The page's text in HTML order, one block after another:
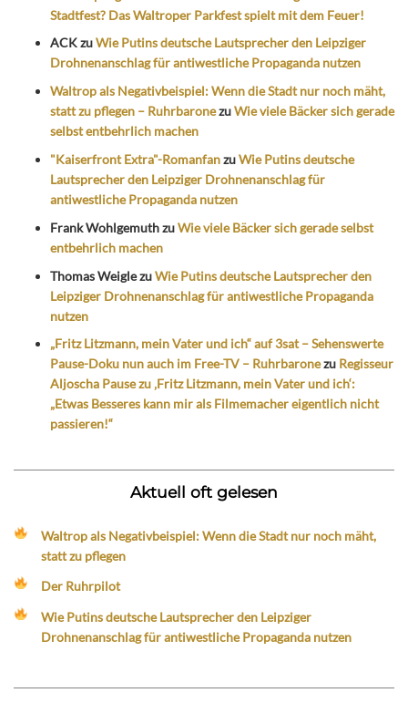
Stadtfest? Das Waltroper Parkfest spielt mit dem Feuer!
ACKzuWie Putins deutsche Lautsprecher den Leipziger
Drohnenanschlag für antiwestliche Propaganda nutzen
Waltrop als Negativbeispiel: Wenn die Stadt nur noch mäht,
statt zu pflegen – RuhrbaronezuWie viele Bäcker sich gerade
selbst entbehrlich machen
"Kaiserfront Extra"-RomanfanzuWie Putins deutsche
Lautsprecher den Leipziger Drohnenanschlag für
antiwestliche Propaganda nutzen
Frank WohlgemuthzuWie viele Bäcker sich gerade selbst
entbehrlich machen
Thomas WeiglezuWie Putins deutsche Lautsprecher den
Leipziger Drohnenanschlag für antiwestliche Propaganda
nutzen
„Fritz Litzmann, mein Vater und ich“ auf 3sat – Sehenswerte
Pause-Doku nun auch im Free-TV – Ruhrbaronezu Regisseur
Aljoscha Pause zu ‚Fritz Litzmann, mein Vater und ich‘:
„Etwas Besseres kann mir als Filmemacher eigentlich nicht
passieren!“
Aktuell oft gelesen
Waltrop als Negativbeispiel: Wenn die Stadt nur noch mäht,
statt zu pflegen
Der Ruhrpilot
Wie Putins deutsche Lautsprecher den Leipziger
Drohnenanschlag für antiwestliche Propaganda nutzen